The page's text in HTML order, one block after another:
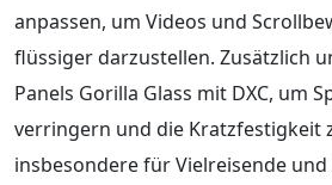
anpassen, um Videos und
flüssiger darzustellen. Zusätzlich
Panels Gorilla Glass mit DXC, um
verringern und die Kratzfestigkeit
insbesondere für Vielreisende